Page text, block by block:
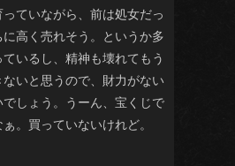
ていながら、前は処女だっ
高く売れそう。というか多
いるし、精神も壊れてもう
いと思うので、財力がない
しょう。うーん、宝くじで
。買っていないけれど。